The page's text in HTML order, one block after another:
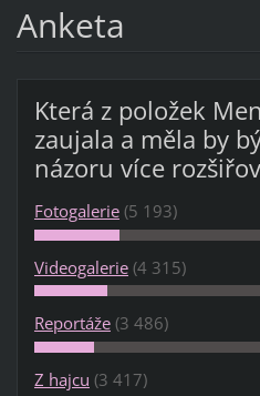
Anketa
Která z položek
zaujala a měla by
názoru více
Fotogalerie (5 193)
Videogalerie (4 315)
Reportáže (3 486)
Z hajcu (3 417)